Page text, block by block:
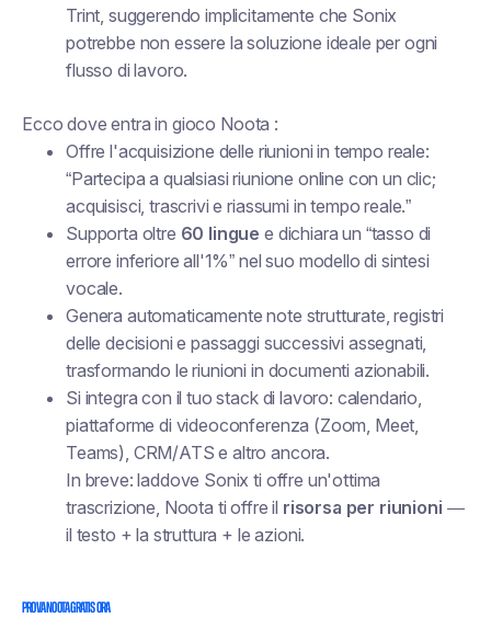
Trint, suggerendo implicitamente che Sonix
potrebbe non essere la soluzione ideale per ogni
flusso di lavoro.
Ecco dove entra in gioco Noota :
Offre l'acquisizione delle riunioni in tempo reale:
“Partecipa a qualsiasi riunione online con un clic;
acquisisci, trascrivi e riassumi in tempo reale.”
Supporta oltre 60 lingue e dichiara un “tasso di
errore inferiore all'1%” nel suo modello di sintesi
vocale.
Genera automaticamente note strutturate, registri
delle decisioni e passaggi successivi assegnati,
trasformando le riunioni in documenti azionabili.
Si integra con il tuo stack di lavoro: calendario,
piattaforme di videoconferenza (Zoom, Meet,
Teams), CRM/ATS e altro ancora.
In breve: laddove Sonix ti offre un'ottima
trascrizione, Noota ti offre il risorsa per riunioni —
il testo + la struttura + le azioni.
PROVA NOOTA GRATIS ORA